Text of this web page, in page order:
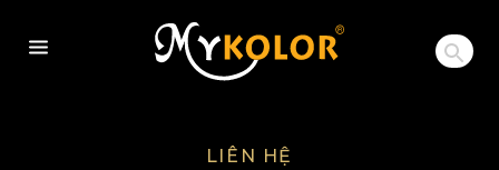
MYKOLOR
LIÊN HỆ